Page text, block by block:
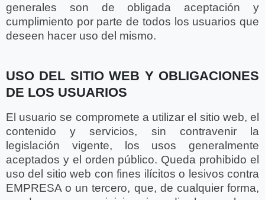
generales son de obligada aceptación y
cumplimiento por parte de todos los usuarios que
deseen hacer uso del mismo.
USO DEL SITIO WEB Y OBLIGACIONES
DE LOS USUARIOS
El usuario se compromete a utilizar el sitio web, el
contenido y servicios, sin contravenir la
legislación vigente, los usos generalmente
aceptados y el orden público. Queda prohibido el
uso del sitio web con fines ilícitos o lesivos contra
EMPRESA o un tercero, que, de cualquier forma,